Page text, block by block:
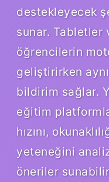
destekleyecek
sunar. Tabletler
öğrencilerin
geliştirirken
bildirim sağlar.
eğitim
hızını,
yeteneğini
öneriler